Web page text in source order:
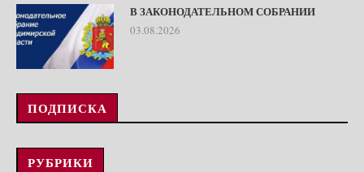
В ЗАКОНОДАТЕЛЬНОМ СОБРАНИИ
03.08.2026
ПОДПИСКА
РУБРИКИ